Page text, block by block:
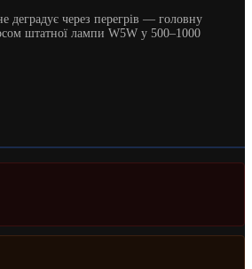
деградує через перегрів — головну
штатної лампи W5W у 500–1000